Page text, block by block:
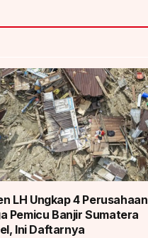
LH Ungkap 4 Perusahaan
Pemicu Banjir Sumatera
Ini Daftarnya